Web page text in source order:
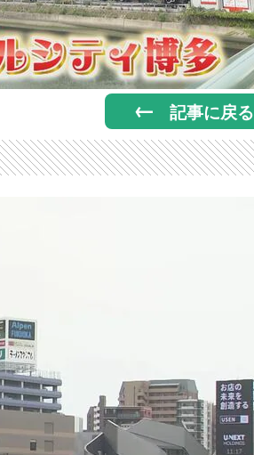
記事に戻る